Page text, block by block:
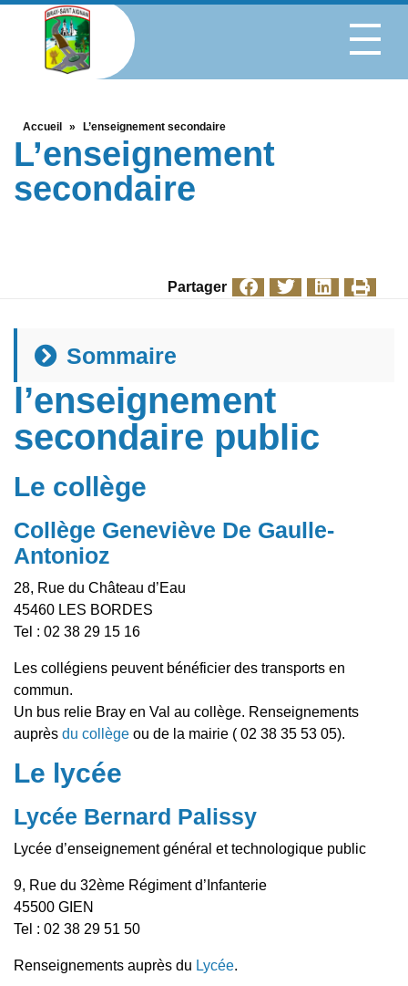
Accueil » L’enseignement secondaire
L’enseignement
secondaire
Partager
Sommaire
l’enseignement
secondaire public
Le collège
Collège Geneviève De Gaulle-
Antonioz
28, Rue du Château d’Eau
45460 LES BORDES
Tel : 02 38 29 15 16
Les collégiens peuvent bénéficier des transports en
commun.
Un bus relie Bray en Val au collège. Renseignements
auprès du collège ou de la mairie ( 02 38 35 53 05).
Le lycée
Lycée Bernard Palissy
Lycée d’enseignement général et technologique public
9, Rue du 32ème Régiment d’Infanterie
45500 GIEN
Tel : 02 38 29 51 50
Renseignements auprès du Lycée.